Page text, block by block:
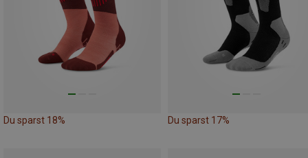
Du sparst 18% Du sparst 17%